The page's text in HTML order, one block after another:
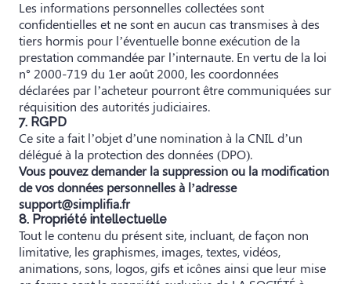
Les informations personnelles collectées sont
confidentielles et ne sont en aucun cas transmises à des
tiers hormis pour l’éventuelle bonne exécution de la
prestation commandée par l’internaute. En vertu de la loi
n° 2000-719 du 1er août 2000, les coordonnées
déclarées par l’acheteur pourront être communiquées sur
réquisition des autorités judiciaires.
7. RGPD
Ce site a fait l’objet d’une nomination à la CNIL d’un
délégué à la protection des données (DPO).
Vous pouvez demander la suppression ou la modification
de vos données personnelles à l’adresse
support@simplifia.fr
8. Propriété intellectuelle
Tout le contenu du présent site, incluant, de façon non
limitative, les graphismes, images, textes, vidéos,
animations, sons, logos, gifs et icônes ainsi que leur mise